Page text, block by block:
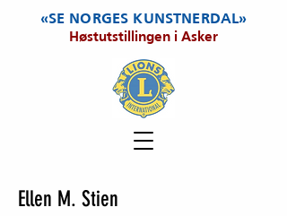
«SE NORGES KUNSTNERDAL»
Høstutstillingen i Asker
Ellen M. Stien